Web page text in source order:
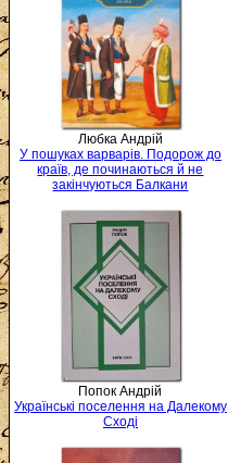
Любка Андрій
У пошуках варварів. Подорож до
країв, де починаються й не
закінчуються Балкани
Попок Андрій
Українські поселення на Далекому
Сході